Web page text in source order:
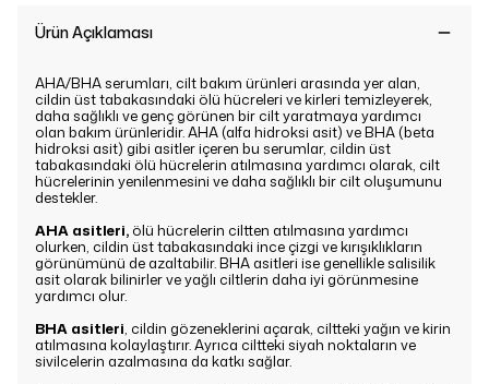
Ürün Açıklaması
AHA/BHA serumları, cilt bakım ürünleri arasında yer alan,
cildin üst tabakasındaki ölü hücreleri ve kirleri temizleyerek,
daha sağlıklı ve genç görünen bir cilt yaratmaya yardımcı
olan bakım ürünleridir. AHA (alfa hidroksi asit) ve BHA (beta
hidroksi asit) gibi asitler içeren bu serumlar, cildin üst
tabakasındaki ölü hücrelerin atılmasına yardımcı olarak, cilt
hücrelerinin yenilenmesini ve daha sağlıklı bir cilt oluşumunu
destekler.
AHA asitleri, ölü hücrelerin ciltten atılmasına yardımcı
olurken, cildin üst tabakasındaki ince çizgi ve kırışıklıkların
görünümünü de azaltabilir. BHA asitleri ise genellikle salisilik
asit olarak bilinirler ve yağlı ciltlerin daha iyi görünmesine
yardımcı olur.
BHA asitleri, cildin gözeneklerini açarak, ciltteki yağın ve kirin
atılmasına kolaylaştırır. Ayrıca ciltteki siyah noktaların ve
sivilcelerin azalmasına da katkı sağlar.